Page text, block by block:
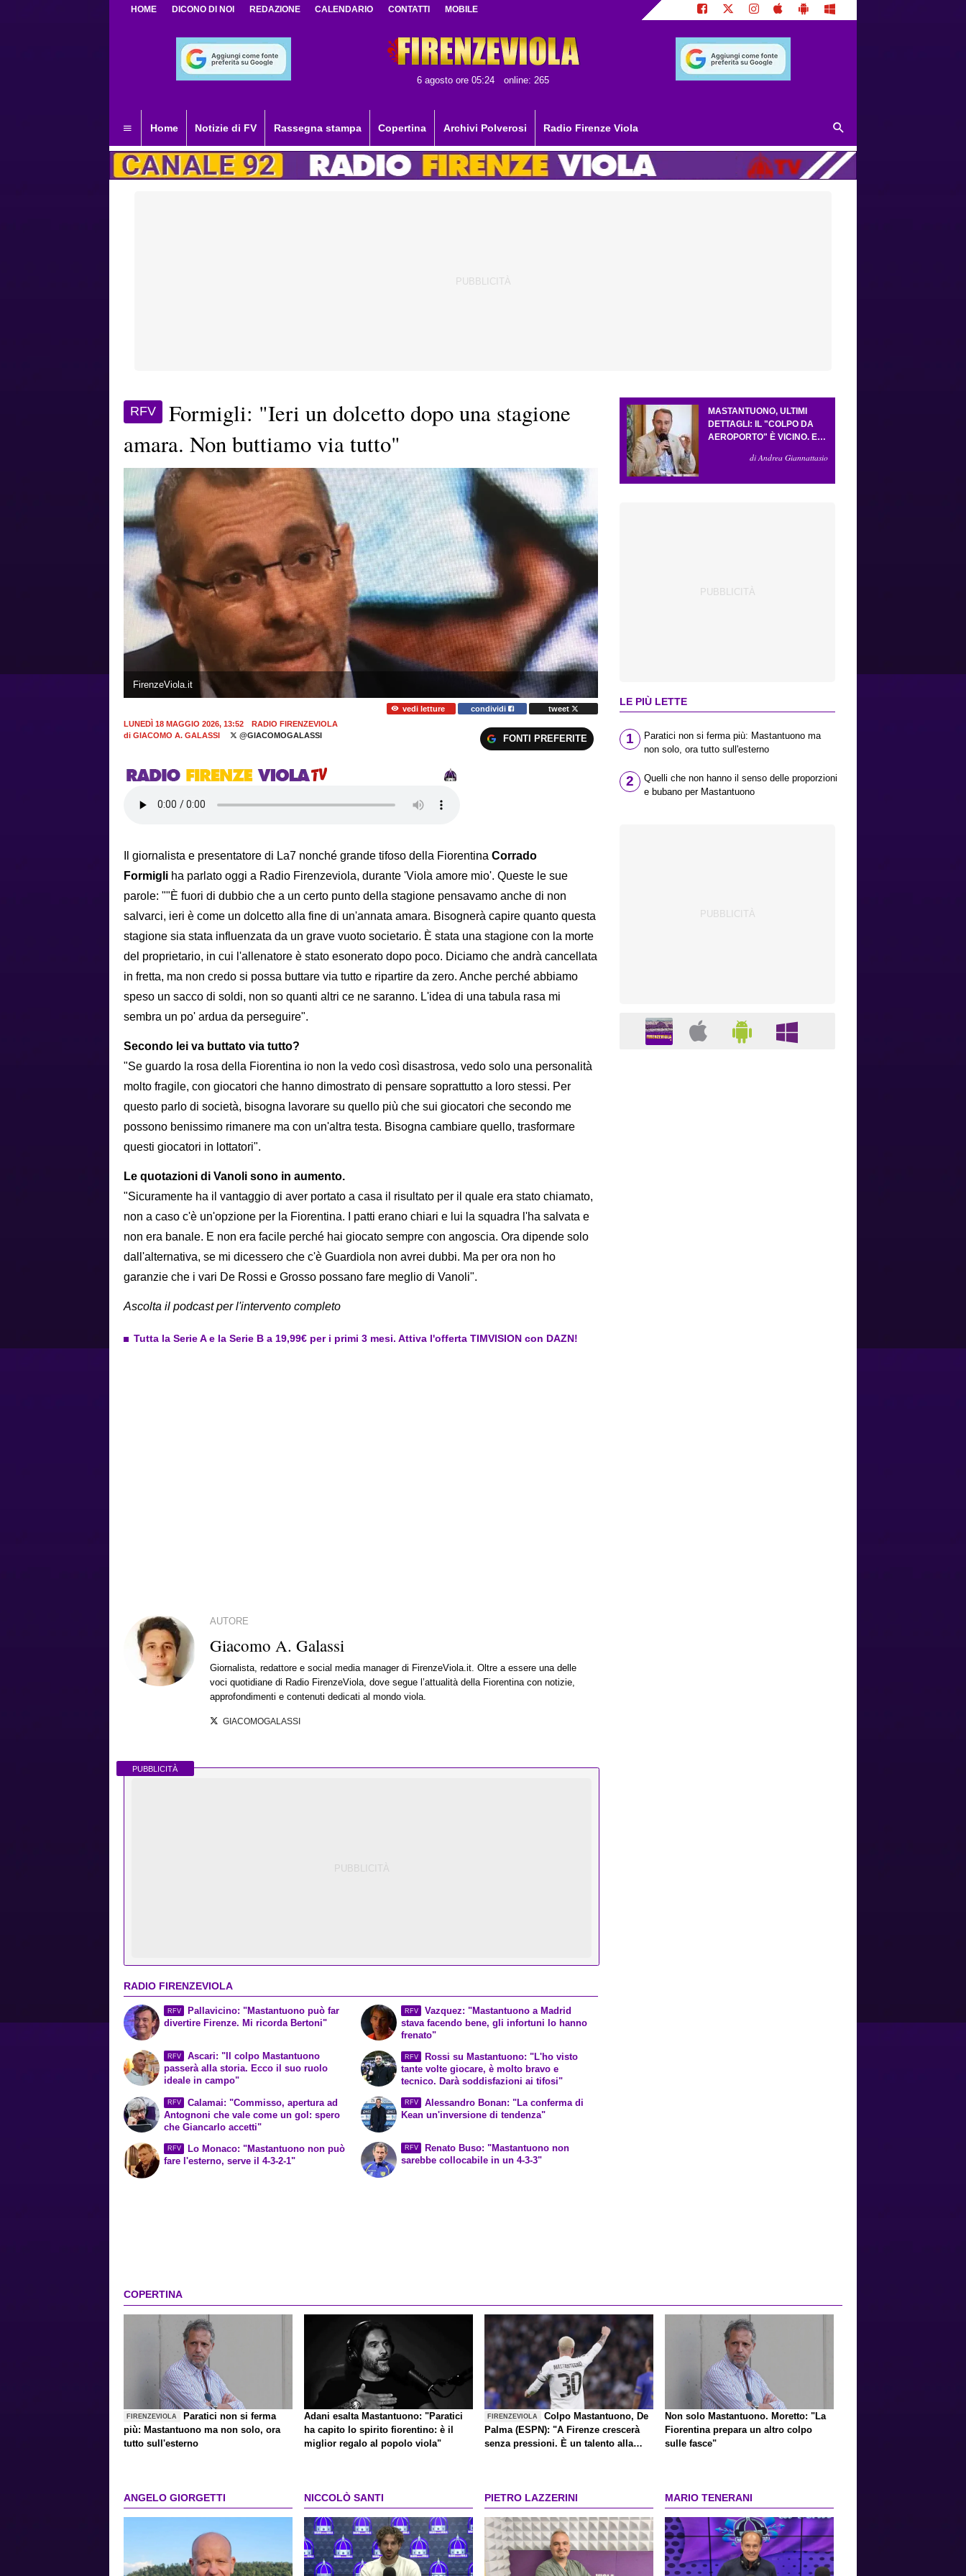
HOME DICONO DI NOI REDAZIONE CALENDARIO CONTATTI MOBILE
6 agosto ore 05:24 online: 265
Home Notizie di FV Rassegna stampa Copertina Archivi Polverosi Radio Firenze Viola
RFV
Formigli: "Ieri un dolcetto dopo una stagione
amara. Non buttiamo via tutto"
FirenzeViola.it
vedi letture condividi
tweet
LUNEDÌ 18 MAGGIO 2026, 13:52
RADIO FIRENZEVIOLA
di GIACOMO A. GALASSI @GIACOMOGALASSI FONTI PREFERITE
Il giornalista e presentatore di La7 nonché grande tifoso della Fiorentina Corrado
Formigli ha parlato oggi a Radio Firenzeviola, durante 'Viola amore mio'. Queste le sue
parole: ""È fuori di dubbio che a un certo punto della stagione pensavamo anche di non
salvarci, ieri è come un dolcetto alla fine di un'annata amara. Bisognerà capire quanto questa
stagione sia stata influenzata da un grave vuoto societario. È stata una stagione con la morte
del proprietario, in cui l'allenatore è stato esonerato dopo poco. Diciamo che andrà cancellata
in fretta, ma non credo si possa buttare via tutto e ripartire da zero. Anche perché abbiamo
speso un sacco di soldi, non so quanti altri ce ne saranno. L'idea di una tabula rasa mi
sembra un po' ardua da perseguire".
Secondo lei va buttato via tutto?
"Se guardo la rosa della Fiorentina io non la vedo così disastrosa, vedo solo una personalità
molto fragile, con giocatori che hanno dimostrato di pensare soprattutto a loro stessi. Per
questo parlo di società, bisogna lavorare su quello più che sui giocatori che secondo me
possono benissimo rimanere ma con un'altra testa. Bisogna cambiare quello, trasformare
questi giocatori in lottatori".
Le quotazioni di Vanoli sono in aumento.
"Sicuramente ha il vantaggio di aver portato a casa il risultato per il quale era stato chiamato,
non a caso c'è un'opzione per la Fiorentina. I patti erano chiari e lui la squadra l'ha salvata e
non era banale. E non era facile perché hai giocato sempre con angoscia. Ora dipende solo
dall'alternativa, se mi dicessero che c'è Guardiola non avrei dubbi. Ma per ora non ho
garanzie che i vari De Rossi e Grosso possano fare meglio di Vanoli".
Ascolta il podcast per l'intervento completo
Tutta la Serie A e la Serie B a 19,99€ per i primi 3 mesi. Attiva l'offerta TIMVISION con DAZN!
AUTORE
Giacomo A. Galassi
Giornalista, redattore e social media manager di FirenzeViola.it. Oltre a essere una delle
voci quotidiane di Radio FirenzeViola, dove segue l’attualità della Fiorentina con notizie,
approfondimenti e contenuti dedicati al mondo viola.
GIACOMOGALASSI
PUBBLICITÀ
RADIO FIRENZEVIOLA
RFV
Pallavicino: "Mastantuono può far
divertire Firenze. Mi ricorda Bertoni"
RFV
Ascari: "Il colpo Mastantuono
passerà alla storia. Ecco il suo ruolo
ideale in campo"
RFV
Vazquez: "Mastantuono a Madrid
stava facendo bene, gli infortuni lo hanno
frenato"
RFV
Rossi su Mastantuono: "L'ho visto
tante volte giocare, è molto bravo e
tecnico. Darà soddisfazioni ai tifosi"
RFV
Calamai: "Commisso, apertura ad
Antognoni che vale come un gol: spero
che Giancarlo accetti"
RFV
Lo Monaco: "Mastantuono non può
fare l'esterno, serve il 4-3-2-1"
RFV
Alessandro Bonan: "La conferma di
Kean un'inversione di tendenza"
RFV
Renato Buso: "Mastantuono non
sarebbe collocabile in un 4-3-3"
MASTANTUONO, ULTIMI
DETTAGLI: IL "COLPO DA
AEROPORTO" È VICINO. E
COSÌ. GUDMUNDSSON HA
di Andrea Giannattasio
LE PIÙ LETTE
1
Paratici non si ferma più: Mastantuono ma
non solo, ora tutto sull'esterno
2
Quelli che non hanno il senso delle proporzioni
e bubano per Mastantuono
COPERTINA
FIRENZEVIOLA
Paratici non si ferma
più: Mastantuono ma non solo, ora
tutto sull'esterno
Adani esalta Mastantuono: "Paratici
ha capito lo spirito fiorentino: è il
miglior regalo al popolo viola"
FIRENZEVIOLA
Colpo Mastantuono, De
Palma (ESPN): "A Firenze crescerà
senza pressioni. È un talento alla
Non solo Mastantuono. Moretto: "La
Fiorentina prepara un altro colpo
sulle fasce"
ANGELO GIORGETTI NICCOLÒ SANTI PIETRO LAZZERINI MARIO TENERANI